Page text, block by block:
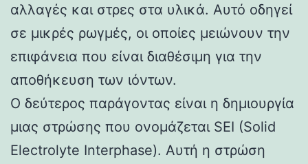
αλλαγές και στρες στα υλικά. Αυτό οδηγεί
σε μικρές ρωγμές, οι οποίες μειώνουν την
επιφάνεια που είναι διαθέσιμη για την
αποθήκευση των ιόντων.
Ο δεύτερος παράγοντας είναι η δημιουργία
μιας στρώσης που ονομάζεται SEI (Solid
Electrolyte Interphase). Αυτή η στρώση